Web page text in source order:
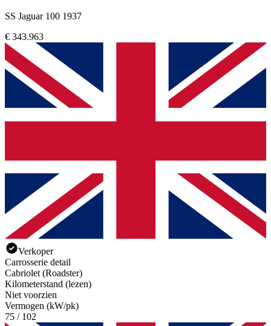
SS Jaguar 100 1937
€ 343.963
Verkoper
Carrosserie detail
Cabriolet (Roadster)
Kilometerstand (lezen)
Niet voorzien
Vermogen (kW/pk)
75 / 102